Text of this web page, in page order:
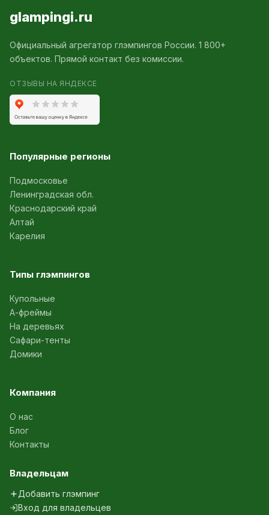
glampingi.ru
Официальный агрегатор глэмпингов России. 1 800+
объектов. Прямой контакт без комиссии.
ОТЗЫВЫ НА ЯНДЕКСЕ
Популярные регионы
Подмосковье
Ленинградская обл.
Краснодарский край
Алтай
Карелия
Типы глэмпингов
Купольные
А-фреймы
На деревьях
Сафари-тенты
Домики
Компания
О нас
Блог
Контакты
Владельцам
Добавить глэмпинг
Вход для владельцев